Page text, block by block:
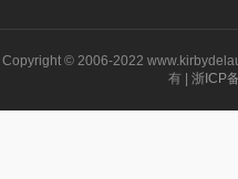
Copyright © 2006-2022
有 | 浙ICP